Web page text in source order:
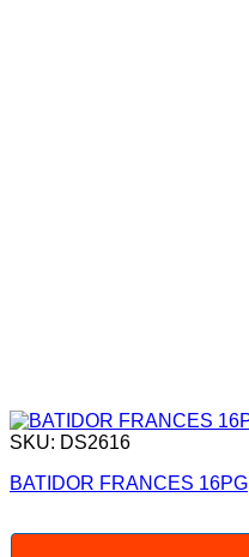
SKU: DS2616
BATIDOR FRANCES 16PG